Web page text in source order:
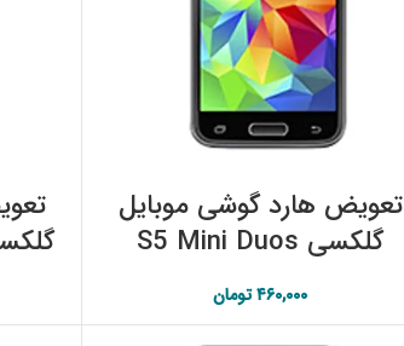
تعویض هارد گوشی موبایل
گلکسی S5 Mini Duos
سامسونگ
۴۶۰,۰۰۰تومان